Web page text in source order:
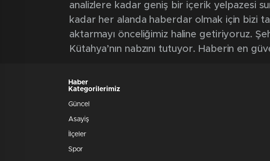
analizlere kadar geniş bir içerik yelpazesi
kadar her alanda haberdar olmak için bizi
aktarmayı önceliğimiz haline getiriyoruz.
Kütahya’nın nabzını tutuyor. Haberin en
Haber
Kategorilerimiz
Güncel
Asayiş
İlçeler
Spor